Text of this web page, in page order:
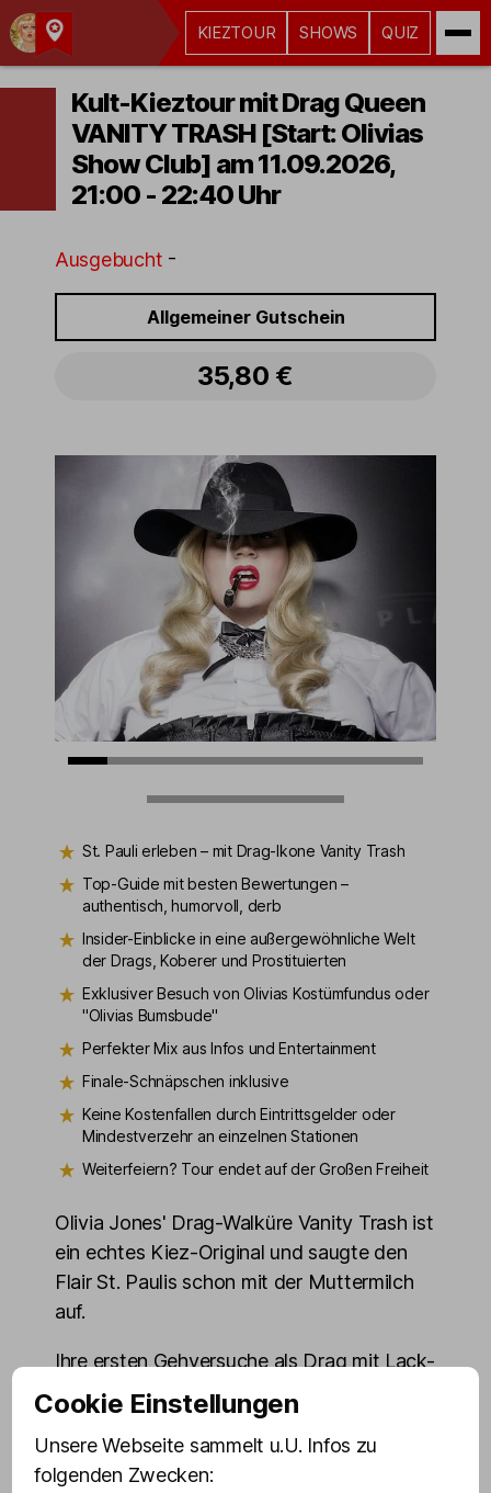
Kult-
Kieztouren
Hamburg
KIEZTOUR SHOWS QUIZ
Kult-Kieztour mit Drag Queen
VANITY TRASH [Start: Olivias
Show Club] am 11.09.2026,
21:00 - 22:40 Uhr
Ausgebucht -
Allgemeiner Gutschein
35,80 €
St. Pauli erleben – mit Drag-Ikone Vanity Trash
Top-Guide mit besten Bewertungen –
authentisch, humorvoll, derb
Insider-Einblicke in eine außergewöhnliche Welt
der Drags, Koberer und Prostituierten
Exklusiver Besuch von Olivias Kostümfundus oder
"Olivias Bumsbude"
Perfekter Mix aus Infos und Entertainment
Finale-Schnäpschen inklusive
Keine Kostenfallen durch Eintrittsgelder oder
Mindestverzehr an einzelnen Stationen
Weiterfeiern? Tour endet auf der Großen Freiheit
Olivia Jones' Drag-Walküre Vanity Trash ist
ein echtes Kiez-Original und saugte den
Flair St. Paulis schon mit der Muttermilch
auf.
Ihre ersten Gehversuche als Drag mit Lack-
Overknees und Metall-Pfennigabsätzen
fühlten sich an wie »Döner-Spieß auf
Hacken mit Gleichgewichtsstörungen«.
Mittlerweile ist Vanity Trash eine Drag-
Cookie Einstellungen
Unsere Webseite sammelt u.U. Infos zu
folgenden Zwecken: